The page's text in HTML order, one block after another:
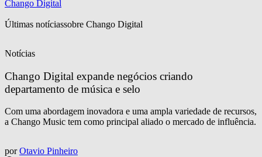
Chango Digital
Últimas notíciassobre Chango Digital
Notícias
Chango Digital expande negócios criando
departamento de música e selo
Com uma abordagem inovadora e uma ampla variedade de recursos,
a Chango Music tem como principal aliado o mercado de influência.
por Otavio Pinheiro